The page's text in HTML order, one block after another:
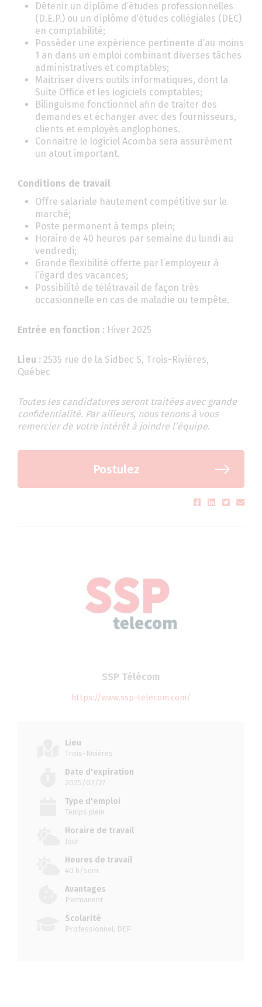
Détenir un diplôme d’études professionnelles
(D.E.P.) ou un diplôme d’études collégiales (DEC)
en comptabilité;
Posséder une expérience pertinente d’au moins
1 an dans un emploi combinant diverses tâches
administratives et comptables;
Maitriser divers outils informatiques, dont la
Suite Office et les logiciels comptables;
Bilinguisme fonctionnel afin de traiter des
demandes et échanger avec des fournisseurs,
clients et employés anglophones.
Connaitre le logiciel Acomba sera assurément
un atout important.
Conditions de travail
Offre salariale hautement compétitive sur le
marché;
Poste permanent à temps plein;
Horaire de 40 heures par semaine du lundi au
vendredi;
Grande flexibilité offerte par l’employeur à
l’égard des vacances;
Possibilité de télétravail de façon très
occasionnelle en cas de maladie ou tempête.
Entrée en fonction : Hiver 2025
Lieu : 2535 rue de la Sidbec S, Trois-Rivières,
Québec
Toutes les candidatures seront traitées avec grande
confidentialité. Par ailleurs, nous tenons à vous
remercier de votre intérêt à joindre l’équipe.
Postulez
SSP Télécom
https://www.ssp-telecom.com/
Lieu
Trois-Rivières
Date d'expiration
2025/02/27
Type d'emploi
Temps plein
Horaire de travail
Jour
Heures de travail
40 h/sem.
Avantages
Permanent
Scolarité
Professionnel, DEP